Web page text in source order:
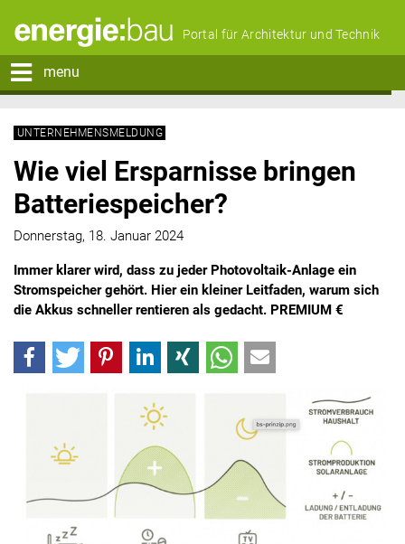
Portal für Architektur und Technik
menu
UNTERNEHMENSMELDUNG
Wie viel Ersparnisse bringen
Batteriespeicher?
Donnerstag, 18. Januar 2024
Immer klarer wird, dass zu jeder Photovoltaik-Anlage ein
Stromspeicher gehört. Hier ein kleiner Leitfaden, warum sich
die Akkus schneller rentieren als gedacht. PREMIUM €